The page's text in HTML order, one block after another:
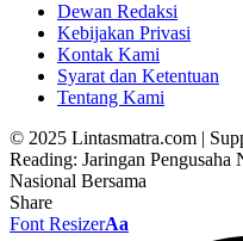
Dewan Redaksi
Kebijakan Privasi
Kontak Kami
Syarat dan Ketentuan
Tentang Kami
© 2025 Lintasmatra.com |
Reading: Jaringan
Nasional Bersama
Share
Font ResizerAa